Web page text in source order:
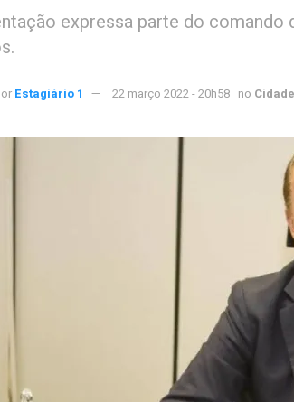
expressa parte do comando
Estagiário 1 22 março 2022 - 20h58 no